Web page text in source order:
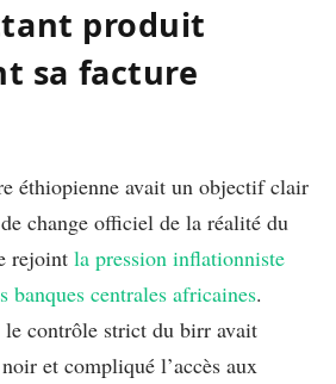
produit
sa facture
éthiopienne avait un objectif clair
change officiel de la réalité du
rejoint la pression inflationniste
banques centrales africaines.
le contrôle strict du birr avait
et compliqué l’accès aux